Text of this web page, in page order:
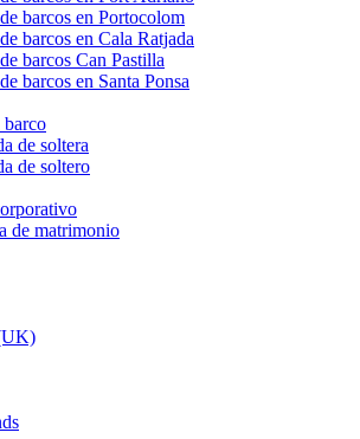
barcos en Portocolom
barcos en Cala Ratjada
barcos Can Pastilla
barcos en Santa Ponsa
barco
de soltera
de soltero
de matrimonio